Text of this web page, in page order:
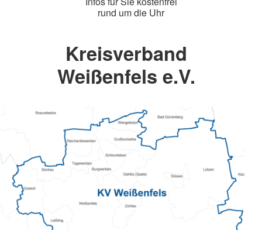
rund um die Uhr
Kreisverband
Weißenfels e.V.